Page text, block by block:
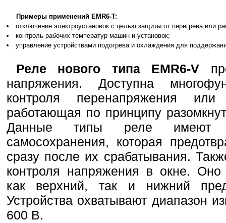
Примеры применений EMR6-T:
отключение электроустановок с целью защиты от перегрева или
контроль рабочих температур машин и установок;
управление устройствами подогрева и охлаждения для
Реле нового типа EMR6-V
напряжения. Доступна
контроля перенапряжения или
работающая по принципу
Данные типы реле имеют
самосохранения, которая
сразу после их срабатывания.
контроля напряжения в окне. Оно
как верхний, так и нижний
Устройства охватывают диапазон
600 В.